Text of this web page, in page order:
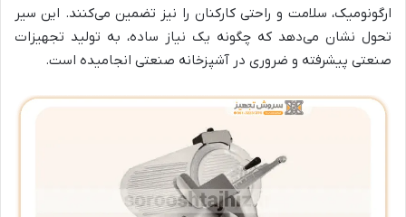
ارگونومیک، سلامت و راحتی کارکنان را نیز تضمین می‌کنند. این سیر
تحول نشان می‌دهد که چگونه یک نیاز ساده، به تولید تجهیزات
صنعتی پیشرفته و ضروری در آشپزخانه صنعتی انجامیده است.